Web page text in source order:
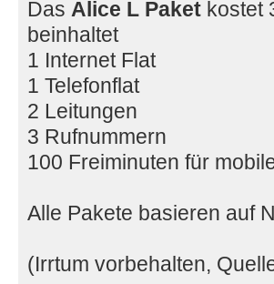
Das Alice L Paket kostet
beinhaltet
1 Internet Flat
1 Telefonflat
2 Leitungen
3 Rufnummern
100 Freiminuten für
Alle Pakete basieren auf
(Irrtum vorbehalten,